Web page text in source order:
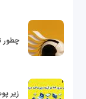
چطور